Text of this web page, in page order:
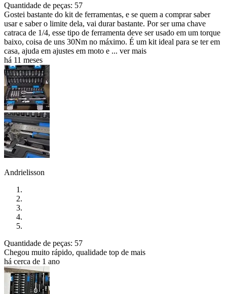
Quantidade de peças: 57
Gostei bastante do kit de ferramentas, e se quem a comprar saber
usar e saber o limite dela, vai durar bastante. Por ser uma chave
catraca de 1/4, esse tipo de ferramenta deve ser usado em um torque
baixo, coisa de uns 30Nm no máximo. É um kit ideal para se ter em
casa, ajuda em ajustes em moto e ... ver mais
há 11 meses
Andrielisson
Quantidade de peças: 57
Chegou muito rápido, qualidade top de mais
há cerca de 1 ano